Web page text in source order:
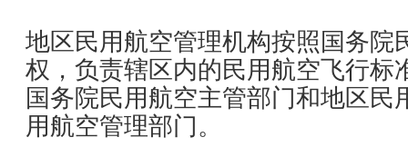
地区民用航空管理机构按照国务院
权，负责辖区内的民用航空飞行标
国务院民用航空主管部门和地区民
用航空管理部门。